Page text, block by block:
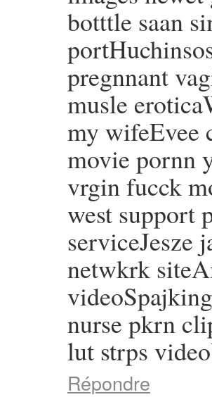
botttle saan
pregnnant
musle
my wifeEvee
movie pornn
vrgin fucck
west support
serviceJesze
netwkrk
nurse pkrn
lut strps
Répondre